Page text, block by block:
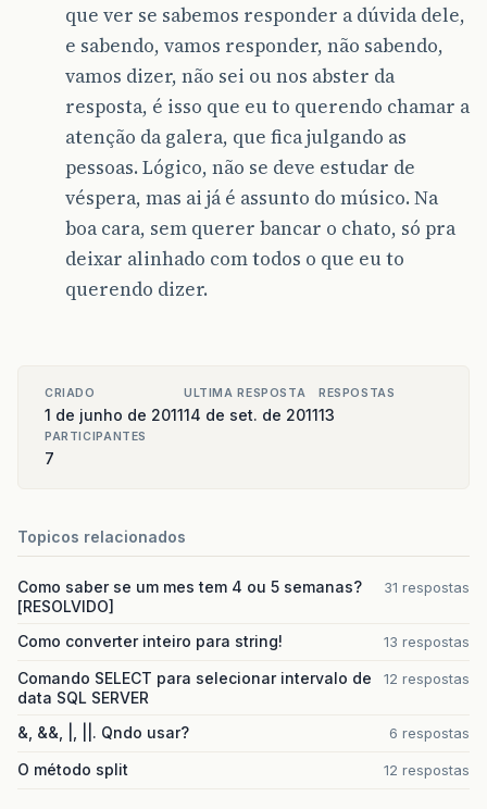
que ver se sabemos responder a dúvida dele,
e sabendo, vamos responder, não sabendo,
vamos dizer, não sei ou nos abster da
resposta, é isso que eu to querendo chamar a
atenção da galera, que fica julgando as
pessoas. Lógico, não se deve estudar de
véspera, mas ai já é assunto do músico. Na
boa cara, sem querer bancar o chato, só pra
deixar alinhado com todos o que eu to
querendo dizer.
CRIADO
1 de junho de 2011
ULTIMA RESPOSTA
14 de set. de 2011
RESPOSTAS
13
PARTICIPANTES
7
Topicos relacionados
Como saber se um mes tem 4 ou 5 semanas?
[RESOLVIDO]
31 respostas
Como converter inteiro para string! 13 respostas
Comando SELECT para selecionar intervalo de
data SQL SERVER
12 respostas
&, &&, |, ||. Qndo usar? 6 respostas
O método split 12 respostas